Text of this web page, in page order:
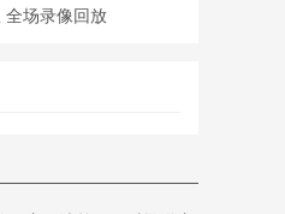
场录像回放